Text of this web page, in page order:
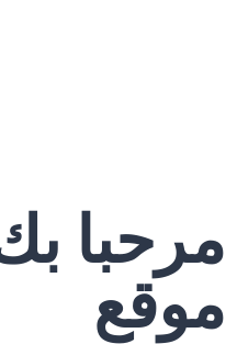
مرحبا
موقع